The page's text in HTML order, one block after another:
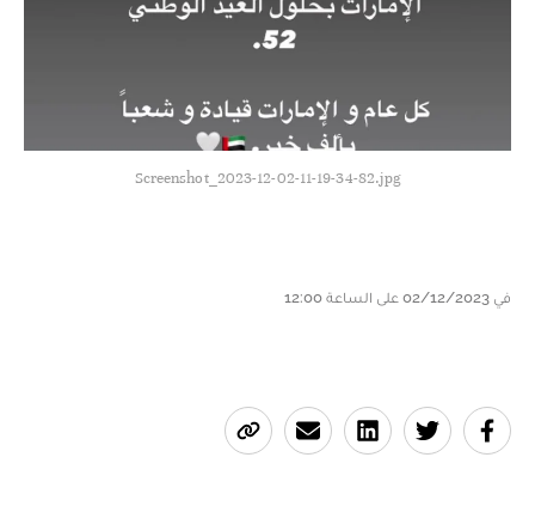
Screenshot_2023-12-02-11-19-34-82.jpg
في 02/12/2023 على الساعة 12:00